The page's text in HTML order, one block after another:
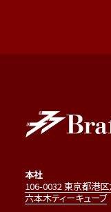
本社
106-0032 東京都港
六本木ティーキューブ